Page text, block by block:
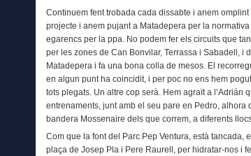
Continuem fent trobada cada dissabte i anem
projecte i anem pujant a Matadepera per la
egarencs per la ppa. No podem fer els circuits que
per les zones de Can Bonvilar, Terrassa i Sabadell, i
Matadepera i fa una bona colla de mesos. El
en algun punt ha coincidit, i per poc no ens hem
tots plegats. Un altre cop serà. Hem agraït a l’Adrián
entrenaments, junt amb el seu pare en Pedro, alhora
bandera Mossenaire dels que correm, a diferents
Com que la font del Parc Pep Ventura, està tancada,
plaça de Josep Pla i Pere Raurell, per hidratar-nos i